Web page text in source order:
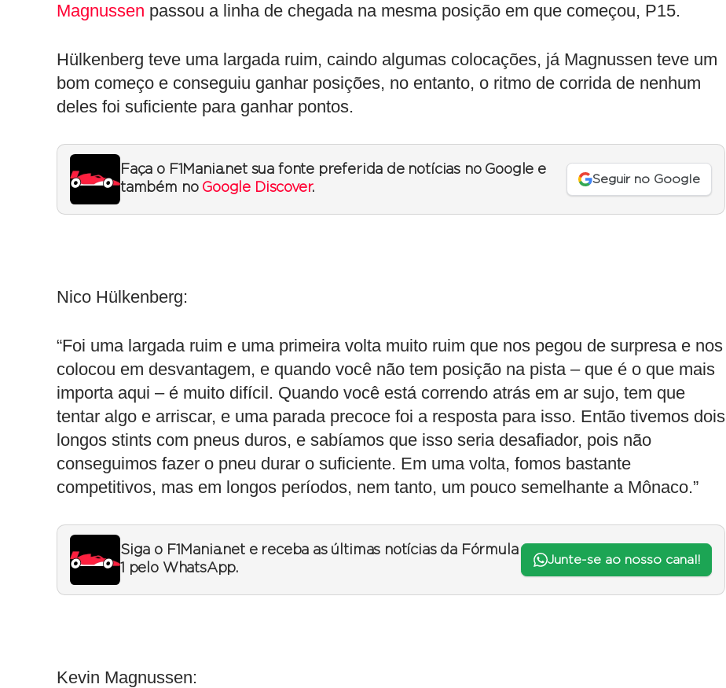
Magnussen passou a linha de chegada na mesma posição em que começou, P15.
Hülkenberg teve uma largada ruim, caindo algumas colocações, já Magnussen teve um
bom começo e conseguiu ganhar posições, no entanto, o ritmo de corrida de nenhum
deles foi suficiente para ganhar pontos.
Faça o F1Mania.net sua fonte preferida de notícias no Google e
também no Google Discover.
Seguir no Google
Nico Hülkenberg:
“Foi uma largada ruim e uma primeira volta muito ruim que nos pegou de surpresa e nos
colocou em desvantagem, e quando você não tem posição na pista – que é o que mais
importa aqui – é muito difícil. Quando você está correndo atrás em ar sujo, tem que
tentar algo e arriscar, e uma parada precoce foi a resposta para isso. Então tivemos dois
longos stints com pneus duros, e sabíamos que isso seria desafiador, pois não
conseguimos fazer o pneu durar o suficiente. Em uma volta, fomos bastante
competitivos, mas em longos períodos, nem tanto, um pouco semelhante a Mônaco.”
Siga o F1Mania.net e receba as últimas notícias da Fórmula
1 pelo WhatsApp.
Junte-se ao nosso canal!
Kevin Magnussen: